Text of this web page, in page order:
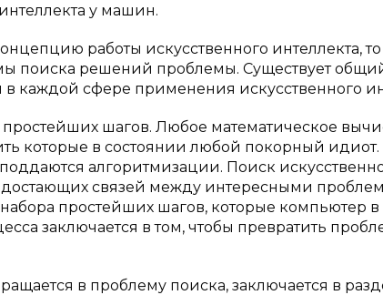
у машин.
работы искусственного интеллекта, то
поиска решений проблемы. Существует
каждой сфере применения искусственного
шагов. Любое математическое
которые в состоянии любой покорный
алгоритмизации. Поиск
связей между интересными
простейших шагов, которые компьютер в
заключается в том, чтобы превратить
в проблему поиска, заключается в